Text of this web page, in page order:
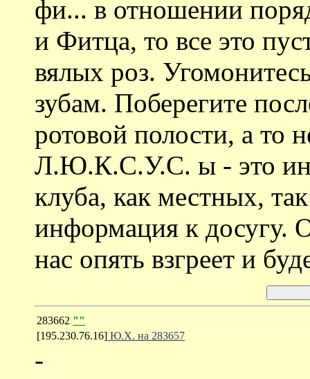
фи... в отношении
и Фитца, то все это
вялых роз.
зубам. Поберегите
ротовой полости, а то
Л.Ю.К.С.У.С. ы - это
клуба, как местных,
информация к досугу.
нас опять взгреет и
283662 ""
[195.230.76.16] Ю.Х. на 283657
-